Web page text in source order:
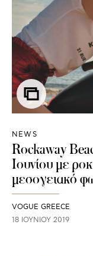
NEWS
Rockaway
Ιουνίου με
μεσογειακό
VOGUE GREECE
18 ΙΟΥΝΊΟΥ 2019